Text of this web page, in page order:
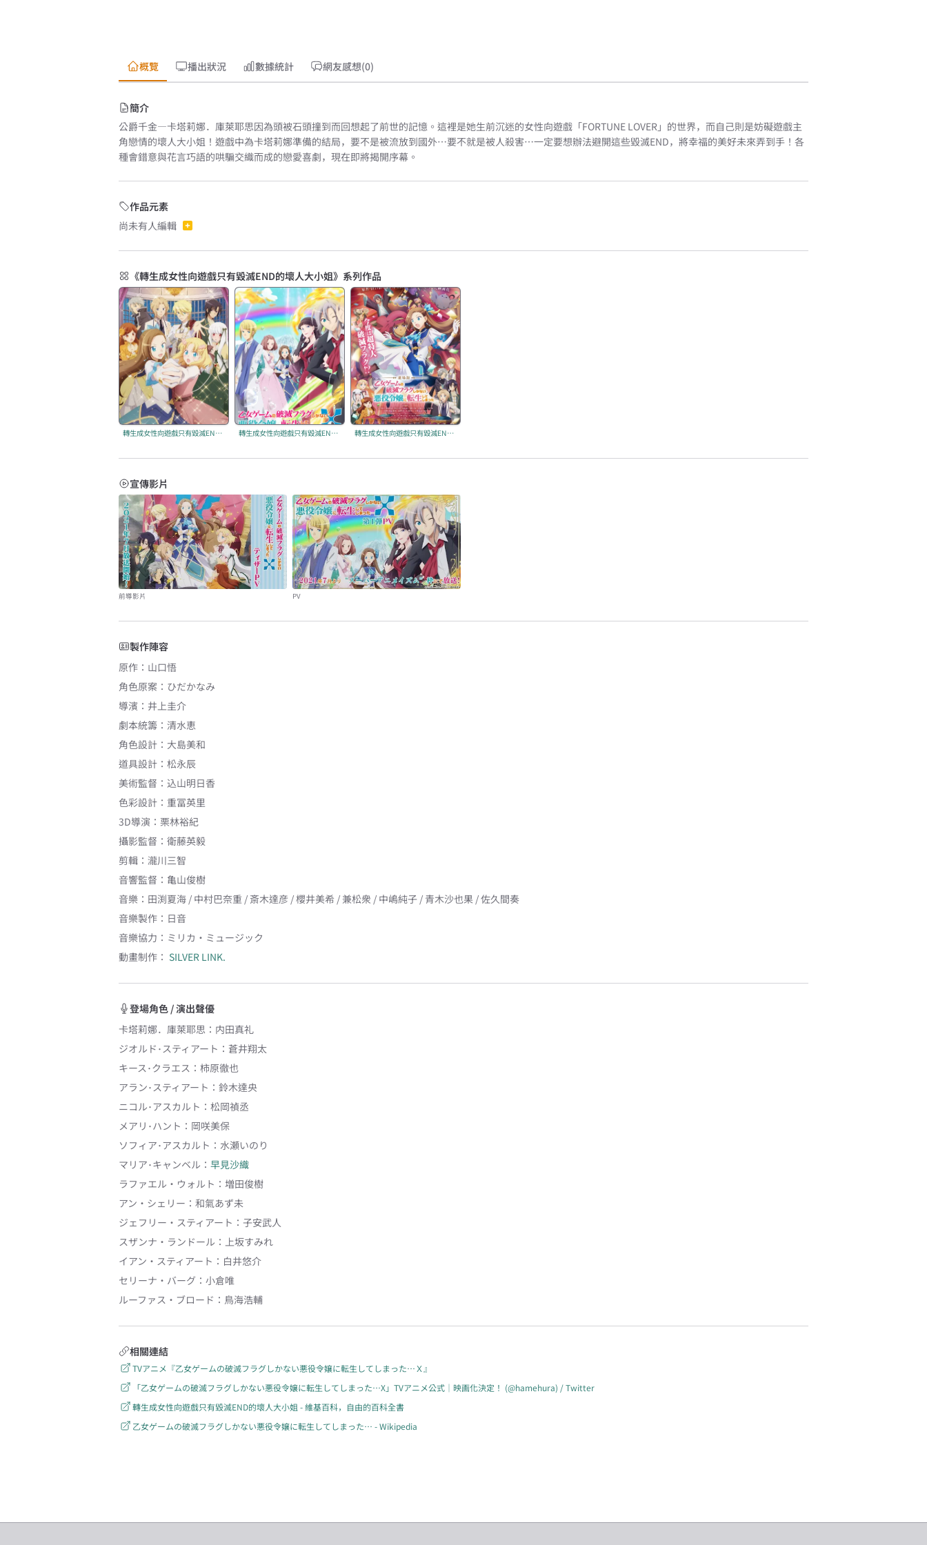
概覽 播出狀況 數據統計 網友感想(0)
簡介
公爵千金—卡塔莉娜．庫萊耶思因為頭被石頭撞到而回想起了前世的記憶。這裡是她生前沉迷的女性向遊戲「FORTUNE LOVER」的世界，而自己則是妨礙遊戲主
角戀情的壞人大小姐！遊戲中為卡塔莉娜準備的結局，要不是被流放到國外…要不就是被人殺害…一定要想辦法避開這些毀滅END，將幸福的美好未來弄到手！各
種會錯意與花言巧語的哄騙交織而成的戀愛喜劇，現在即將揭開序幕。
作品元素
尚未有人編輯
《轉生成女性向遊戲只有毀滅END的壞人大小姐》系列作品
轉生成女性向遊戲只有毀滅END的壞人大小姐 轉生成女性向遊戲只有毀滅END的壞人大小姐 X 轉生成女性向遊戲只有毀滅END的壞人大小姐 劇場版
宣傳影片
前導影片 PV
製作陣容
原作 ： 山口悟
角色原案 ： ひだかなみ
導濱 ： 井上圭介
劇本統籌 ： 清水恵
角色設計 ： 大島美和
道具設計 ： 松永辰
美術監督 ： 込山明日香
色彩設計 ： 重冨英里
3D導演 ： 栗林裕紀
攝影監督 ： 衛藤英毅
剪輯 ： 瀧川三智
音響監督 ： 亀山俊樹
音樂 ： 田渕夏海 / 中村巴奈重 / 斎木達彦 / 櫻井美希 / 兼松衆 / 中嶋純子 / 青木沙也果 / 佐久間奏
音樂製作 ： 日音
音樂協力 ： ミリカ・ミュージック
動畫制作： SILVER LINK.
登場角色 / 演出聲優
卡塔莉娜．庫萊耶思 ： 内田真礼
ジオルド･スティアート ： 蒼井翔太
キース･クラエス ： 柿原徹也
アラン･スティアート ： 鈴木達央
ニコル･アスカルト ： 松岡禎丞
メアリ･ハント ： 岡咲美保
ソフィア･アスカルト ： 水瀬いのり
マリア･キャンベル ： 早見沙織
ラファエル・ウォルト ： 増田俊樹
アン・シェリー ： 和氣あず未
ジェフリー・スティアート ： 子安武人
スザンナ・ランドール ： 上坂すみれ
イアン・スティアート ： 白井悠介
セリーナ・バーグ ： 小倉唯
ルーファス・ブロード ： 鳥海浩輔
相關連結
TVアニメ『乙女ゲームの破滅フラグしかない悪役令嬢に転生してしまった…Ｘ』
「乙女ゲームの破滅フラグしかない悪役令嬢に転生してしまった…X」TVアニメ公式｜映画化決定！ (@hamehura) / Twitter
轉生成女性向遊戲只有毀滅END的壞人大小姐 - 維基百科，自由的百科全書
乙女ゲームの破滅フラグしかない悪役令嬢に転生してしまった… - Wikipedia